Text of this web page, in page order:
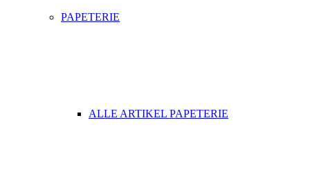
PAPETERIE
ALLE ARTIKEL PAPETERIE